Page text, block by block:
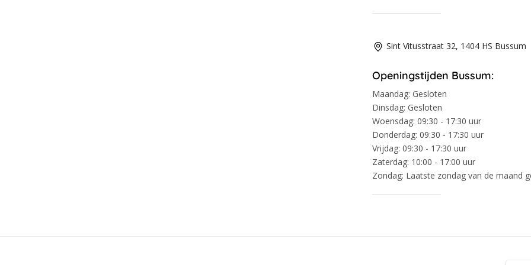
Sint Vitusstraat 32, 1404 HS Bussum
Openingstijden Bussum:
Maandag: Gesloten
Dinsdag: Gesloten
Woensdag:09:30 - 17:30 uur
Donderdag:09:30 - 17:30 uur
Vrijdag: 09:30 - 17:30 uur
Zaterdag: 10:00 - 17:00 uur
Zondag: Laatste zondag van de maand